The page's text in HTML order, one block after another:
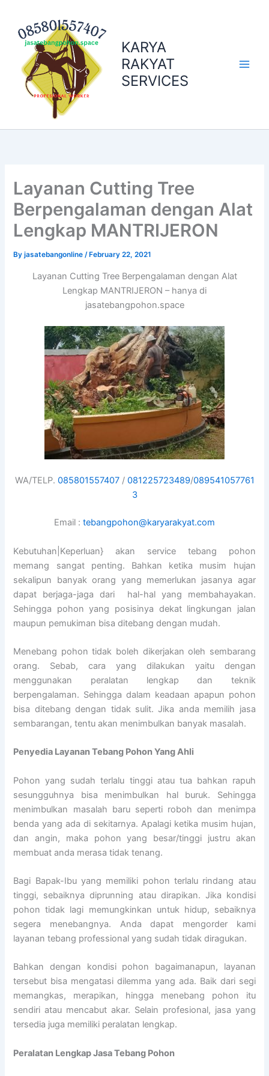
content
KARYA
RAKYAT
SERVICES
Layanan Cutting Tree
Berpengalaman dengan Alat
Lengkap MANTRIJERON
Byjasatebangonline/ February 22, 2021
Layanan Cutting Tree Berpengalaman dengan Alat
Lengkap MANTRIJERON – hanya di
jasatebangpohon.space
WA/TELP. 085801557407/ 081225723489/089541057761
3
Email : tebangpohon@karyarakyat.com
Kebutuhan|Keperluan} akan service tebang pohon
memang sangat penting. Bahkan ketika musim hujan
sekalipun banyak orang yang memerlukan jasanya agar
dapat berjaga-jaga dari hal-hal yang membahayakan.
Sehingga pohon yang posisinya dekat lingkungan jalan
maupun pemukiman bisa ditebang dengan mudah.
Menebang pohon tidak boleh dikerjakan oleh sembarang
orang. Sebab, cara yang dilakukan yaitu dengan
menggunakan peralatan lengkap dan teknik
berpengalaman. Sehingga dalam keadaan apapun pohon
bisa ditebang dengan tidak sulit. Jika anda memilih jasa
sembarangan, tentu akan menimbulkan banyak masalah.
Penyedia Layanan Tebang Pohon Yang Ahli
Pohon yang sudah terlalu tinggi atau tua bahkan rapuh
sesungguhnya bisa menimbulkan hal buruk. Sehingga
menimbulkan masalah baru seperti roboh dan menimpa
benda yang ada di sekitarnya. Apalagi ketika musim hujan,
dan angin, maka pohon yang besar/tinggi justru akan
membuat anda merasa tidak tenang.
Bagi Bapak-Ibu yang memiliki pohon terlalu rindang atau
tinggi, sebaiknya diprunning atau dirapikan. Jika kondisi
pohon tidak lagi memungkinkan untuk hidup, sebaiknya
segera menebangnya. Anda dapat mengorder kami
layanan tebang professional yang sudah tidak diragukan.
Bahkan dengan kondisi pohon bagaimanapun, layanan
tersebut bisa mengatasi dilemma yang ada. Baik dari segi
memangkas, merapikan, hingga menebang pohon itu
sendiri atau mencabut akar. Selain profesional, jasa yang
tersedia juga memiliki peralatan lengkap.
Peralatan Lengkap Jasa Tebang Pohon